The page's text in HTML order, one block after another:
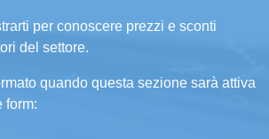
per conoscere prezzi e sconti
del settore.
quando questa sezione sarà attiva
form: